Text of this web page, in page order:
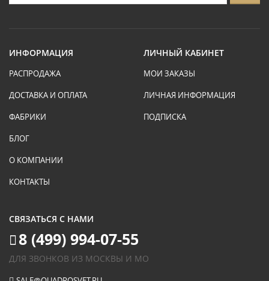
ИНФОРМАЦИЯ
РАСПРОДАЖА
ДОСТАВКА И ОПЛАТА
ФАБРИКИ
БЛОГ
О КОМПАНИИ
КОНТАКТЫ
ЛИЧНЫЙ КАБИНЕТ
МОИ ЗАКАЗЫ
ЛИЧНАЯ ИНФОРМАЦИЯ
ПОДПИСКА
СВЯЗАТЬСЯ С НАМИ
8 (499) 994-07-55
ДЛЯ ЗВОНКОВ ИЗ МОСКВЫ И МО